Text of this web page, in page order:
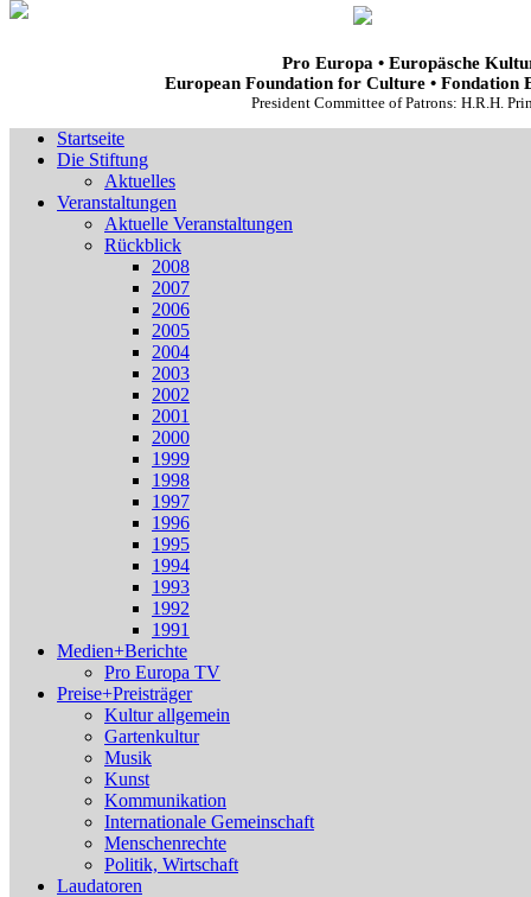
Pro Europa • Europäsche
European Foundation for Culture • Fondation
President Committee of Patrons: H.R.H.
Startseite
Die Stiftung
Aktuelles
Veranstaltungen
Aktuelle Veranstaltungen
Rückblick
2008
2007
2006
2005
2004
2003
2002
2001
2000
1999
1998
1997
1996
1995
1994
1993
1992
1991
Medien+Berichte
Pro Europa TV
Preise+Preisträger
Kultur allgemein
Gartenkultur
Musik
Kunst
Kommunikation
Internationale Gemeinschaft
Menschenrechte
Politik, Wirtschaft
Laudatoren